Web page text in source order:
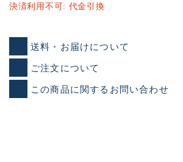
決済利用不可: 代金引換
送料・お届けについて
ご注文について
この商品に関するお問い合わせ